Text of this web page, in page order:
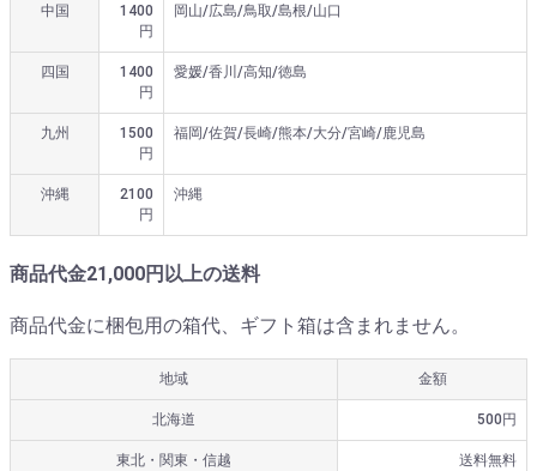
中国
1400
円
岡山/広島/鳥取/島根/山口
四国
1400
円
愛媛/香川/高知/徳島
九州
1500
円
福岡/佐賀/長崎/熊本/大分/宮崎/鹿児島
沖縄
2100
円
沖縄
商品代金21,000円以上の送料
商品代金に梱包用の箱代、ギフト箱は含まれません。
地域 金額
北海道 500円
東北・関東・信越 送料無料